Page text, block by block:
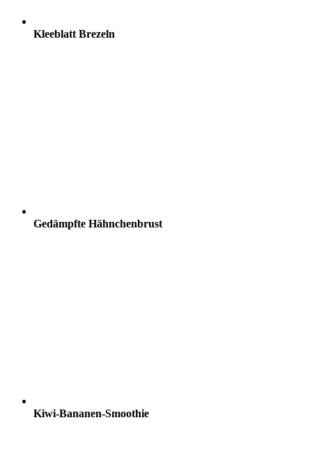
Kleeblatt Brezeln
Gedämpfte Hähnchenbrust
Kiwi-Bananen-Smoothie